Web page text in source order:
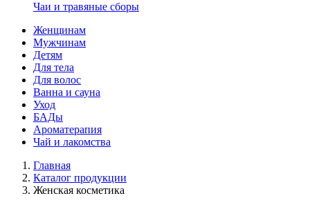
Чаи и травяные сборы
Женщинам
Мужчинам
Детям
Для тела
Для волос
Ванна и сауна
Уход
БАДы
Ароматерапия
Чай и лакомства
Главная
Каталог продукции
Женская косметика